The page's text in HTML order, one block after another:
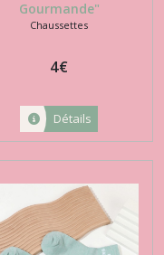
Gourmande"
Chaussettes
4€
Détails